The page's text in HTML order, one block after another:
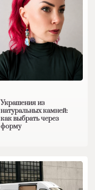
Украшения из
натуральных камней:
как выбрать через
форму